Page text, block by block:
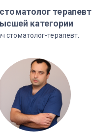
терапевт
категории
стоматолог-терапевт.